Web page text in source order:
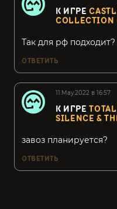
К ИГРЕ
Так для рф подходит?
ОТВЕТИТЬ
11.May.2022 в 16:57
К ИГРЕ
SILENCE &
завоз планируется?
ОТВЕТИТЬ